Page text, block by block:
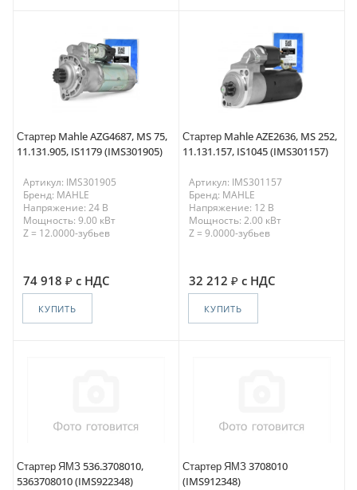
Стартер Mahle AZG4687, MS 75,
11.131.905, IS1179 (IMS301905)
Артикул: IMS301905
Бренд: MAHLE
Напряжение: 24 В
Мощность: 9.00 кВт
Z = 12.0000-зубьев
74 918 с НДС
КУПИТЬ
Стартер Mahle AZE2636, MS 252,
11.131.157, IS1045 (IMS301157)
Артикул: IMS301157
Бренд: MAHLE
Напряжение: 12 В
Мощность: 2.00 кВт
Z = 9.0000-зубьев
32 212 с НДС
КУПИТЬ
Стартер ЯМЗ 536.3708010,
5363708010 (IMS922348)
Стартер ЯМЗ 3708010
(IMS912348)